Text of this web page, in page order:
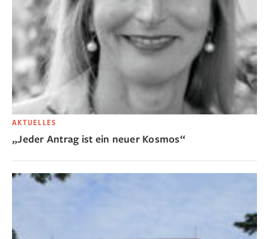
AKTUELLES
„Jeder Antrag ist ein neuer Kosmos“